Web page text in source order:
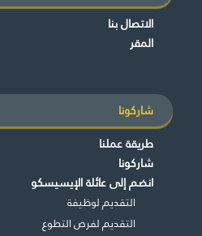
الاتصال بنا
المقر
شاركونا
طريقة عملنا
شاركونا
انضم إلى عائلة الإيسيسكو
التقديم لوظيفة
التقديم لفرص التطوع